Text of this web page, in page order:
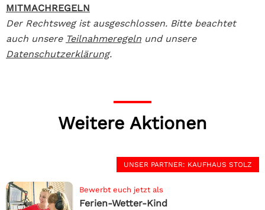
MITMACHREGELN
Der Rechtsweg ist ausgeschlossen. Bitte beachtet
auch unsere Teilnahmeregeln und unsere
Datenschutzerklärung.
Weitere Aktionen
UNSER PARTNER: KAUFHAUS STOLZ
Bewerbt euch jetzt als
Ferien-Wetter-Kind